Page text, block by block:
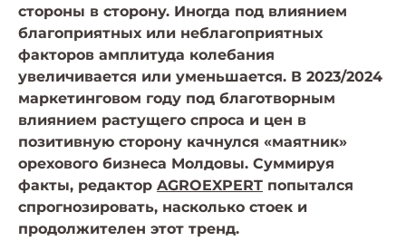
стороны в сторону. Иногда под влиянием
благоприятных или неблагоприятных
факторов амплитуда колебания
увеличивается или уменьшается. В 2023/2024
маркетинговом году под благотворным
влиянием растущего спроса и цен в
позитивную сторону качнулся «маятник»
орехового бизнеса Молдовы. Суммируя
факты, редактор AGROEXPERT попытался
спрогнозировать, насколько стоек и
продолжителен этот тренд.